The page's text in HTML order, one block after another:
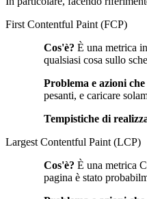
First Contentful Paint (FCP)
Cos'è? È una metrica
qualsiasi cosa sullo
Problema e azioni
pesanti, e caricare
Tempistiche di
Largest Contentful Paint (LCP)
Cos'è? È una metrica
pagina è stato